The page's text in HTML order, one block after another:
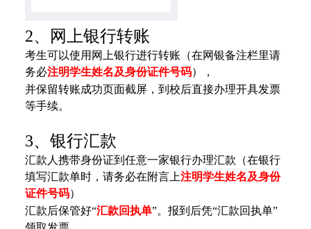
2、网上银行转账
考生可以使用网上银行进行转账（在网银备注栏里请
务必注明学生姓名及身份证件号码），
并保留转账成功页面截屏，到校后直接办理开具发票
等手续。
3、银行汇款
汇款人携带身份证到任意一家银行办理汇款（在银行
填写汇款单时，请务必在附言上注明学生姓名及身份
证件号码）
汇款后保管好“汇款回执单”。报到后凭“汇款回执单”